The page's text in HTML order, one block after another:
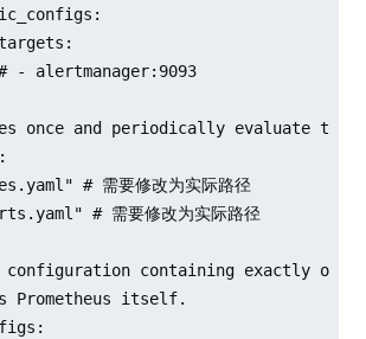
- alertmanager:9093
once and periodically evaluate
# 需要修改为实际路径
# 需要修改为实际路径
configuration containing exactly one
Prometheus itself.